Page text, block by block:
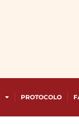
PROTOCOLO